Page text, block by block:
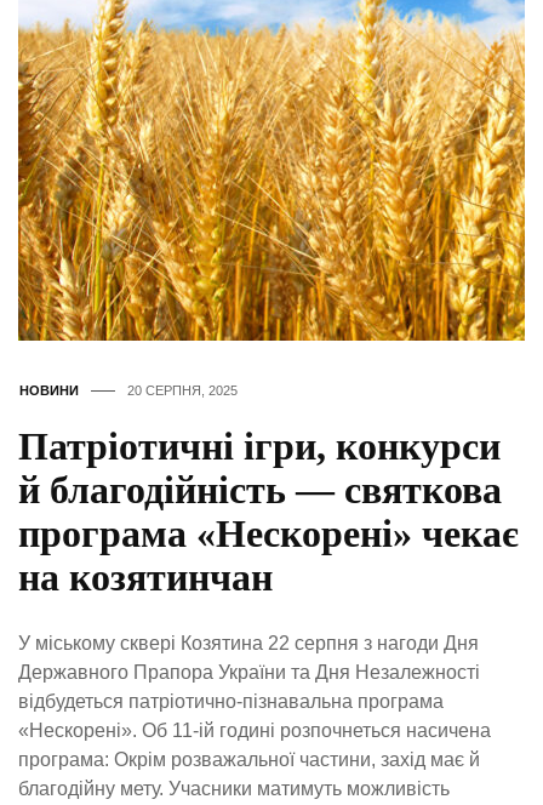
НОВИНИ 20 СЕРПНЯ, 2025
Патріотичні ігри, конкурси
й благодійність — святкова
програма «Нескорені» чекає
на козятинчан
У міському сквері Козятина 22 серпня з нагоди Дня
Державного Прапора України та Дня Незалежності
відбудеться патріотично-пізнавальна програма
«Нескорені». Об 11-ій годині розпочнеться насичена
програма: Окрім розважальної частини, захід має й
благодійну мету. Учасники матимуть можливість